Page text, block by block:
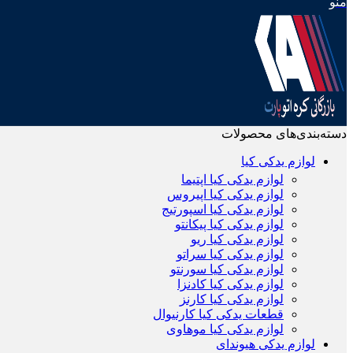
دسته‌بندی‌های محصولات
لوازم یدکی کیا
لوازم یدکی کیا اپتیما
لوازم یدکی کیا اپیروس
لوازم یدکی کیا اسپورتیج
لوازم یدکی کیا پیکانتو
لوازم یدکی کیا ریو
لوازم یدکی کیا سراتو
لوازم یدکی کیا سورنتو
لوازم یدکی کیا کادنزا
لوازم یدکی کیا کارنز
قطعات یدکی کیا کارنیوال
لوازم یدکی کیا موهاوی
لوازم یدکی هیوندای